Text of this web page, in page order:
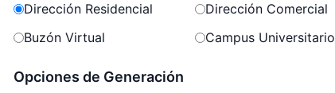
Dirección Residencial
Dirección Comercial
Buzón Virtual
Campus Universitario
Opciones de Generación